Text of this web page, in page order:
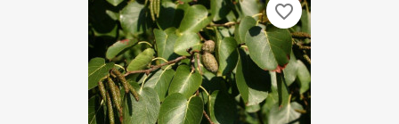
favorite_border